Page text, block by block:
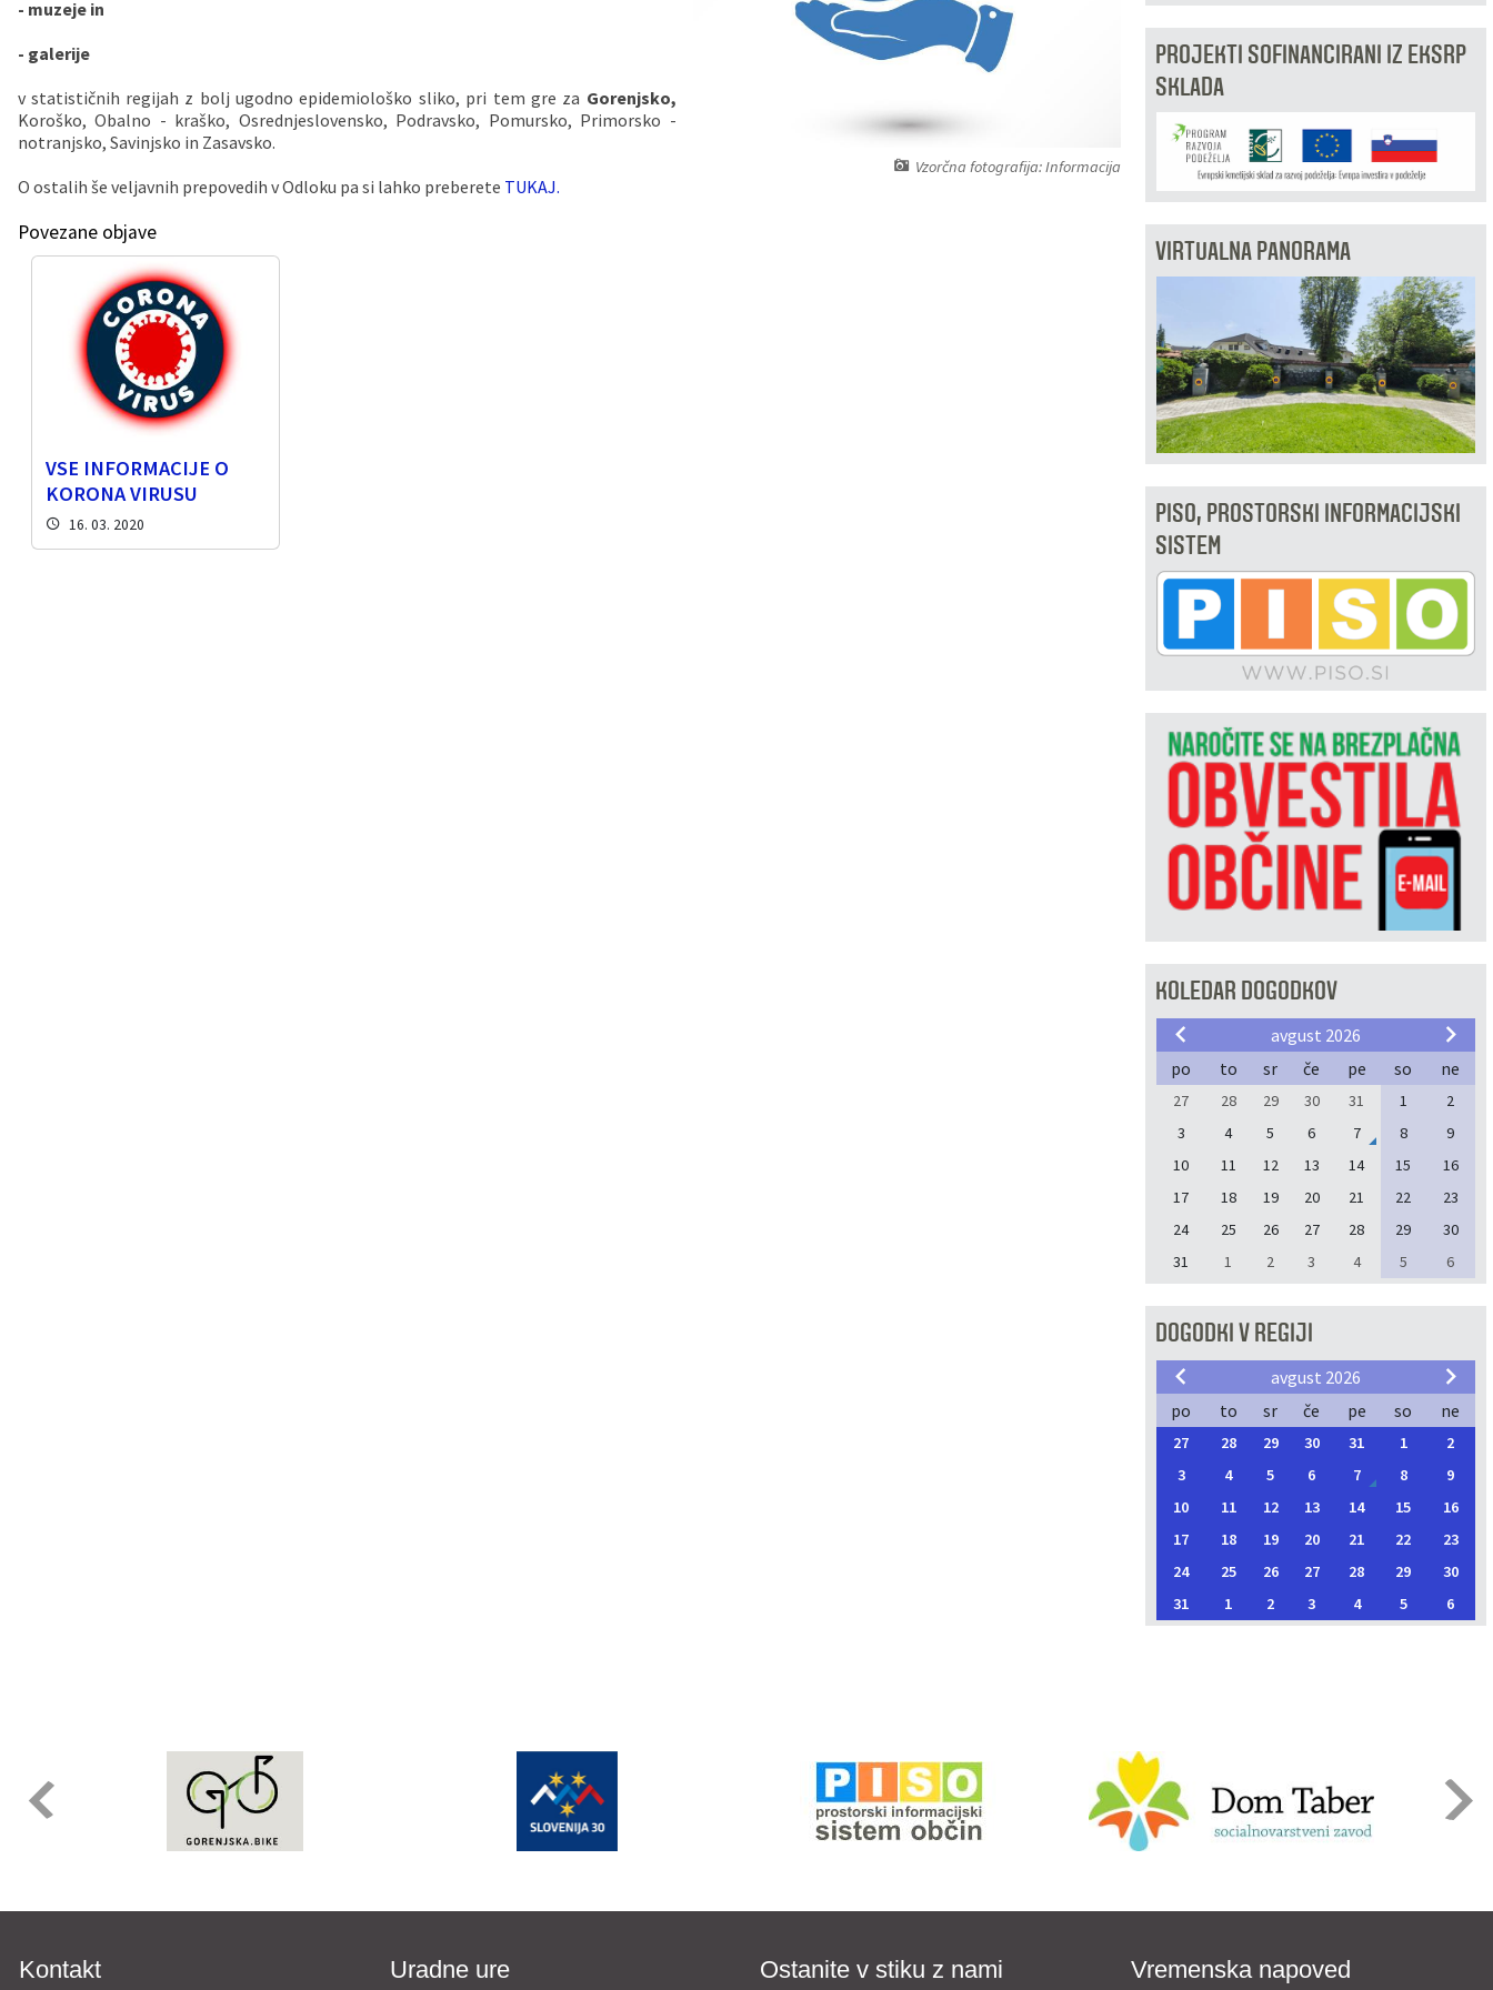
Vzorčna fotografija: Informacija
- muzeje in
- galerije
v statističnih regijah z bolj ugodno epidemiološko sliko, pri tem gre za Gorenjsko,
Koroško, Obalno - kraško, Osrednjeslovensko, Podravsko, Pomursko, Primorsko -
notranjsko, Savinjsko in Zasavsko.
O ostalih še veljavnih prepovedih v Odloku pa si lahko preberete TUKAJ.
Povezane objave
VSE INFORMACIJE O
KORONA VIRUSU
16. 03. 2020
PROJEKTI SOFINANCIRANI IZ EKSRP
SKLADA
VIRTUALNA PANORAMA
PISO, PROSTORSKI INFORMACIJSKI
SISTEM
KOLEDAR DOGODKOV
avgust 2026
po
to sr če pe so ne
27 28 29 30 31 1
2
3
4 5 6 7 8
9
10
11 12 13 14 15
16
17
18 19 20 21 22
23
24
25 26 27 28 29
30
31
1 2 3 4 5 6
DOGODKI V REGIJI
avgust 2026
po
to sr če pe so ne
27 28 29 30 31 1
2
3
4 5 6 7 8
9
10
11 12 13 14 15
16
17
18 19 20 21 22
23
24
25 26 27 28 29
30
31
1 2 3 4 5 6
Kontakt Uradne ure Ostanite v stiku z nami Vremenska napoved
Medobčinski inšpektorat
Gasilstvo, zaščita in reševanje